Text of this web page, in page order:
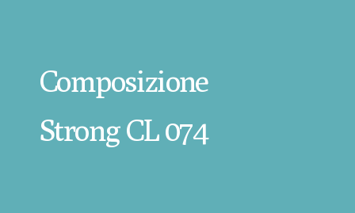
Composizione
Strong CL 074